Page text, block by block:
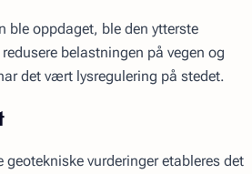
ble oppdaget, ble den ytterste
belastningen på vegen og
det vært lysregulering på stedet.
geotekniske vurderinger etableres det